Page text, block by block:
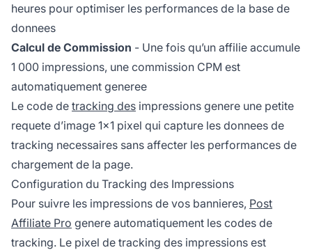
heures pour optimiser les performances de la base de
donnees
Calcul de Commission - Une fois qu’un affilie accumule
1 000 impressions, une commission CPM est
automatiquement generee
Le code de tracking des impressions genere une petite
requete d’image 1x1 pixel qui capture les donnees de
tracking necessaires sans affecter les performances de
chargement de la page.
Configuration du Tracking des Impressions
Pour suivre les impressions de vos bannieres, Post
Affiliate Pro genere automatiquement les codes de
tracking. Le pixel de tracking des impressions est